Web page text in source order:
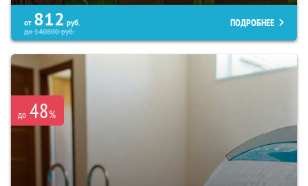
от 812 руб.
до140800руб.
ПОДРОБНЕЕ
до 48%